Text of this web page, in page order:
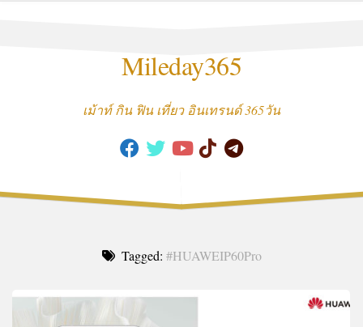
Mileday365
เม้าท์ กิน ฟิน เที่ยว อินเทรนด์ 365วัน
Tagged: #HUAWEIP60Pro